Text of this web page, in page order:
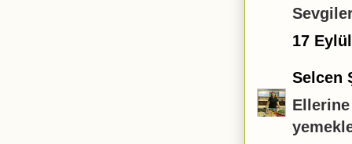
17
Selcen